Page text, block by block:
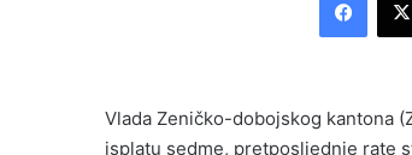
Vlada Zeničko-dobojskog kantona
isplatu sedme, pretposljednje rate